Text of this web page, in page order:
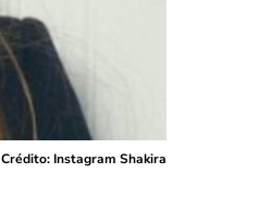
Crédito: Instagram Shakira